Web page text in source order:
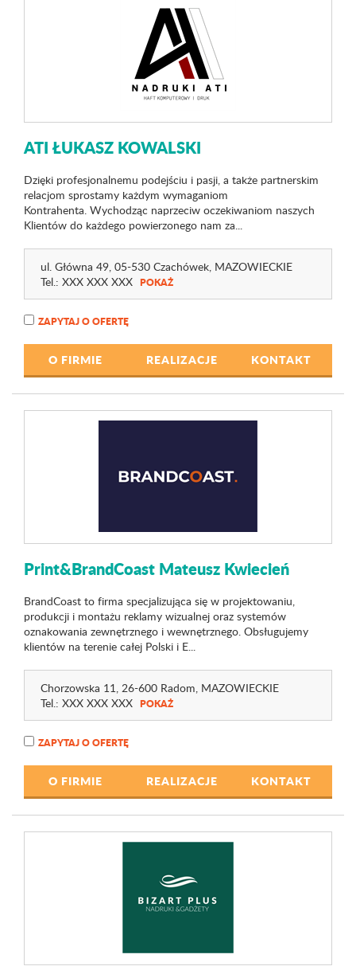
ATI ŁUKASZ KOWALSKI
Dzięki profesjonalnemu podejściu i pasji, a także partnerskim
relacjom sprostamy każdym wymaganiom
Kontrahenta. Wychodząc naprzeciw oczekiwaniom naszych
Klientów do każdego powierzonego nam za...
ul. Główna 49, 05-530 Czachówek, MAZOWIECKIE
Tel.: XXX XXX XXX POKAŻ
ZAPYTAJ O OFERTĘ
O FIRMIE REALIZACJE KONTAKT
Print&BrandCoast Mateusz Kwiecień
BrandCoast to firma specjalizująca się w projektowaniu,
produkcji i montażu reklamy wizualnej oraz systemów
oznakowania zewnętrznego i wewnętrznego. Obsługujemy
klientów na terenie całej Polski i E...
Chorzowska 11, 26-600 Radom, MAZOWIECKIE
Tel.: XXX XXX XXX POKAŻ
ZAPYTAJ O OFERTĘ
O FIRMIE REALIZACJE KONTAKT